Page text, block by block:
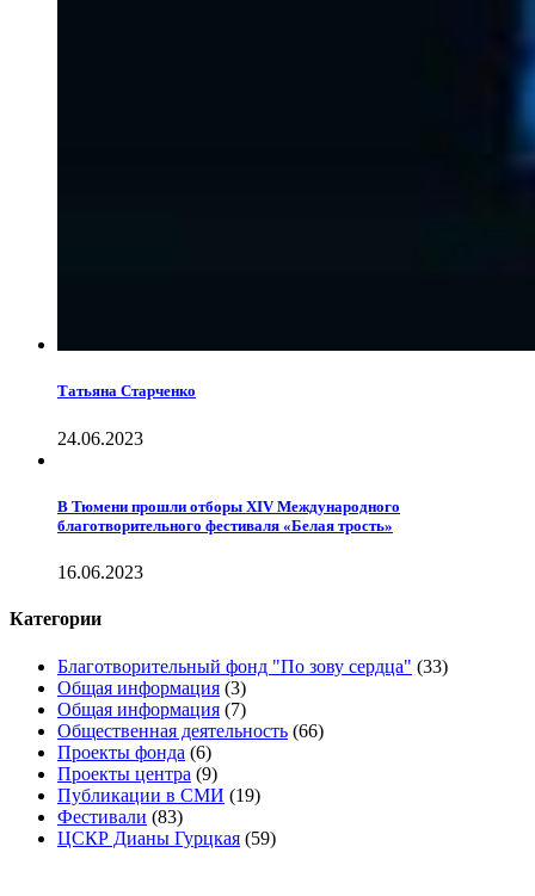
Татьяна Старченко
24.06.2023
В Тюмени прошли отборы XIV Международного
благотворительного фестиваля «Белая трость»
16.06.2023
Категории
Благотворительный фонд "По зову сердца" (33)
Общая информация (3)
Общая информация (7)
Общественная деятельность (66)
Проекты фонда (6)
Проекты центра (9)
Публикации в СМИ (19)
Фестивали (83)
ЦСКР Дианы Гурцкая (59)